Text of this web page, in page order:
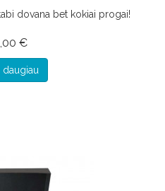
dovana bet kokiai progai!
€
daugiau